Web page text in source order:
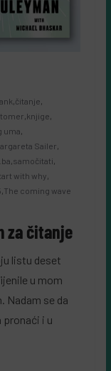
,čitanje,
,knjige,
uma,
Sailer,
,samočitati,
with why,
,The coming wave
za čitanje
listu deset
u mom
Nadam se da
pronaći i u